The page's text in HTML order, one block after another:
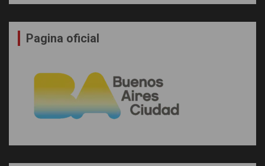
Pagina oficial